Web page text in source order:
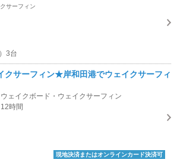
サーフィン
3台
クサーフィン★岸和田港でウェイクサーフィ
ウェイクボード・ウェイクサーフィン
12時間
現地決済またはオンラインカード決済可